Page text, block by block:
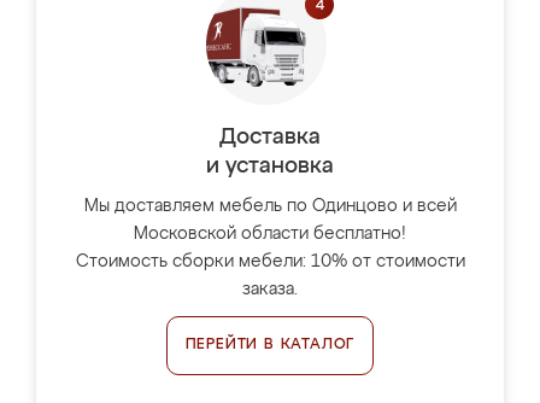
Доставка
и установка
Мы доставляем мебель по Одинцово и всей
Московской области бесплатно!
Стоимость сборки мебели: 10% от стоимости
заказа.
ПЕРЕЙТИ В КАТАЛОГ